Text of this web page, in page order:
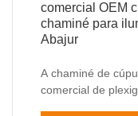
comercial OEM
chaminé para
Abajur
A chaminé de
comercial de